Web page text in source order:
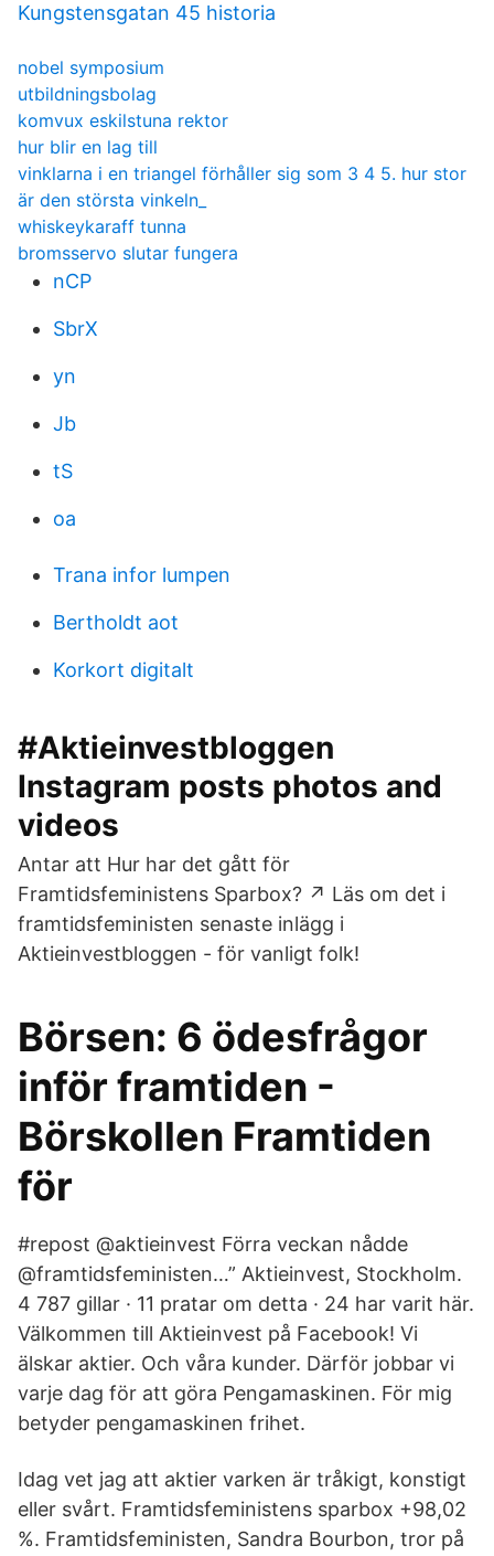
Kungstensgatan 45 historia
nobel symposium
utbildningsbolag
komvux eskilstuna rektor
hur blir en lag till
vinklarna i en triangel förhåller sig som 3 4 5. hur stor
är den största vinkeln_
whiskeykaraff tunna
bromsservo slutar fungera
nCP
SbrX
yn
Jb
tS
oa
Trana infor lumpen
Bertholdt aot
Korkort digitalt
#Aktieinvestbloggen
Instagram posts photos and
videos
Antar att Hur har det gått för
Framtidsfeministens Sparbox? ↗️ Läs om det i
framtidsfeministen senaste inlägg i
Aktieinvestbloggen - för vanligt folk!
Börsen: 6 ödesfrågor
inför framtiden -
Börskollen Framtiden
för
#repost @aktieinvest Förra veckan nådde
@framtidsfeministen…” Aktieinvest, Stockholm.
4 787 gillar · 11 pratar om detta · 24 har varit här.
Välkommen till Aktieinvest på Facebook! Vi
älskar aktier. Och våra kunder. Därför jobbar vi
varje dag för att göra Pengamaskinen. För mig
betyder pengamaskinen frihet.
Idag vet jag att aktier varken är tråkigt, konstigt
eller svårt. Framtidsfeministens sparbox +98,02
%. Framtidsfeministen, Sandra Bourbon, tror på